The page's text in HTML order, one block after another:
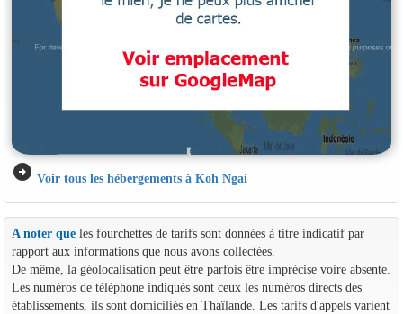
arrow_circle_right Voir tous les hébergements à Koh Ngai
A noter queles fourchettes de tarifs sont données à titre indicatif par
rapport aux informations que nous avons collectées.
De même, la géolocalisation peut être parfois être imprécise voire absente.
Les numéros de téléphone indiqués sont ceux les numéros directs des
établissements, ils sont domiciliés en Thaïlande. Les tarifs d'appels varient